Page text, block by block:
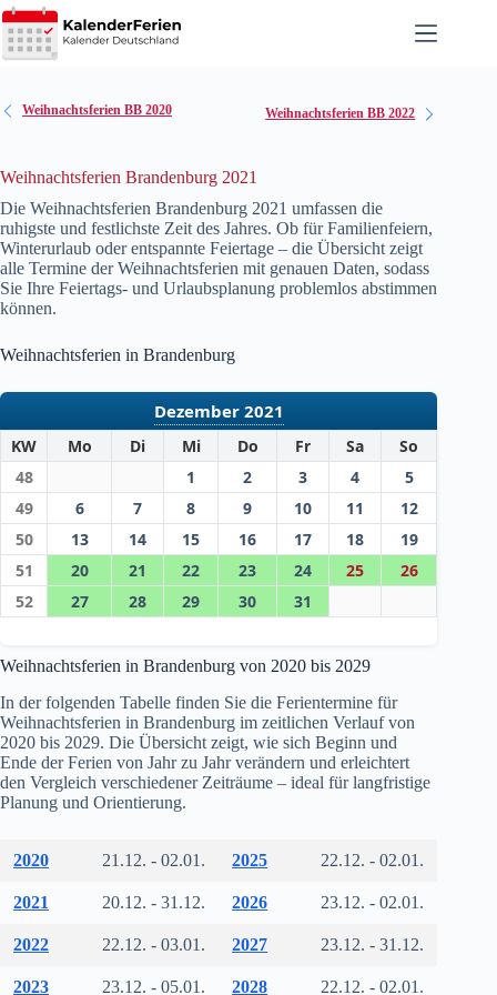
Zum
Inhalt
springen
Weihnachtsferien BB 2020 Weihnachtsferien BB 2022
Weihnachtsferien Brandenburg 2021
Die Weihnachtsferien Brandenburg 2021 umfassen die
ruhigste und festlichste Zeit des Jahres. Ob für Familienfeiern,
Winterurlaub oder entspannte Feiertage – die Übersicht zeigt
alle Termine der Weihnachtsferien mit genauen Daten, sodass
Sie Ihre Feiertags- und Urlaubsplanung problemlos abstimmen
können.
Weihnachtsferien in Brandenburg
Dezember 2021
KW Mo Di Mi Do Fr Sa
So
48
1 2 3 4
5
49
6 7 8 9 10 11
12
50
13 14 15 16 17 18
19
51
20 21 22 23 24 25
26
52
27 28 29 30 31
Weihnachtsferien in Brandenburg von 2020 bis 2029
In der folgenden Tabelle finden Sie die Ferientermine für
Weihnachtsferien in Brandenburg im zeitlichen Verlauf von
2020 bis 2029. Die Übersicht zeigt, wie sich Beginn und
Ende der Ferien von Jahr zu Jahr verändern und erleichtert
den Vergleich verschiedener Zeiträume – ideal für langfristige
Planung und Orientierung.
2020 21.12. - 02.01.
2021 20.12. - 31.12.
2022 22.12. - 03.01.
2023 23.12. - 05.01.
2025 22.12. - 02.01.
2026 23.12. - 02.01.
2027 23.12. - 31.12.
2028 22.12. - 02.01.